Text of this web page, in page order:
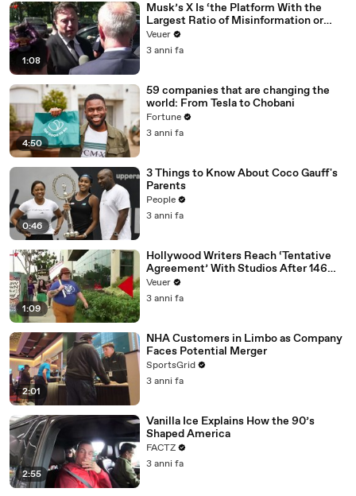
1:08
Musk’s X Is ‘the Platform With the
Largest Ratio of Misinformation or
Disinformation’ Amongst All Social
Media Platforms
Veuer
3 anni fa
4:50
59 companies that are changing the
world: From Tesla to Chobani
Fortune
3 anni fa
0:46
3 Things to Know About Coco Gauff's
Parents
People
3 anni fa
1:09
Hollywood Writers Reach ‘Tentative
Agreement’ With Studios After 146
Day Strike
Veuer
3 anni fa
2:01
NHA Customers in Limbo as Company
Faces Potential Merger
SportsGrid
3 anni fa
2:55
Vanilla Ice Explains How the 90’s
Shaped America
FACTZ
3 anni fa